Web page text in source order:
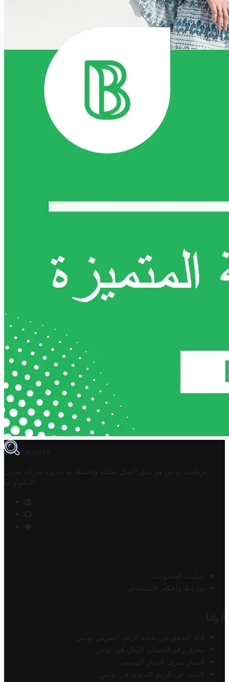
TROVIT
تروفيت تونس هو دليل أعمال تملكه وتحتفظ به وتديره
شركة مخزن
التكنولوجيا
سياسة الخصوصية
شروط وأحكام الاستخدام
أدواتنا
أداة التحقق من صحة الرقم الضريبي تونس
محول رقم الحساب الآيبان في تونس
أسعار صرف الدينار التونسي
البحث عن الرمز البريدي في تونس